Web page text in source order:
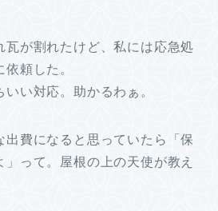
瓦が割れたけど、私には応急処
頼した。
い対応。助かるわぁ。
出費になると思っていたら「保
」って。屋根の上の天使が教え